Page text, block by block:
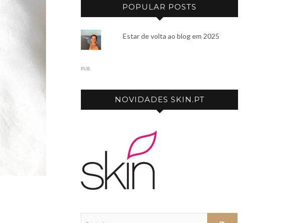
POPULAR POSTS
Estar de volta ao blog em 2025
PUB
NOVIDADES SKIN.PT